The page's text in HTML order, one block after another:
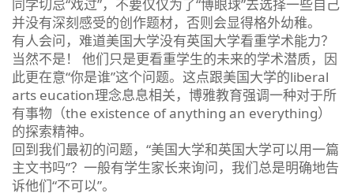
同学切忌“戏过”，不要仅仅为了“博眼球”去选择一些自己
并没有深刻感受的创作题材，否则会显得格外幼稚。
有人会问，难道美国大学没有英国大学看重学术能力？
当然不是！ 他们只是更看重学生的未来的学术潜质，因
此更在意“你是谁”这个问题。这点跟美国大学的liberal
arts eucation理念息息相关，博雅教育强调一种对于所
有事物（the existence of anything an everything）
的探索精神。
回到我们最初的问题，“美国大学和英国大学可以用一篇
主文书吗”？一般有学生家长来询问，我们总是明确地告
诉他们“不可以”。